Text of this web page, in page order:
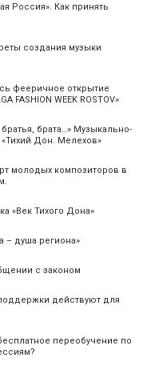
Россия». Как принять
создания музыки
фееричное открытие
WEEK ROSTOV»
брата…» Музыкально-
Дон. Мелехов»
молодых композиторов в
«Век Тихого Дона»
душа региона»
с законом
действуют для
переобучение по